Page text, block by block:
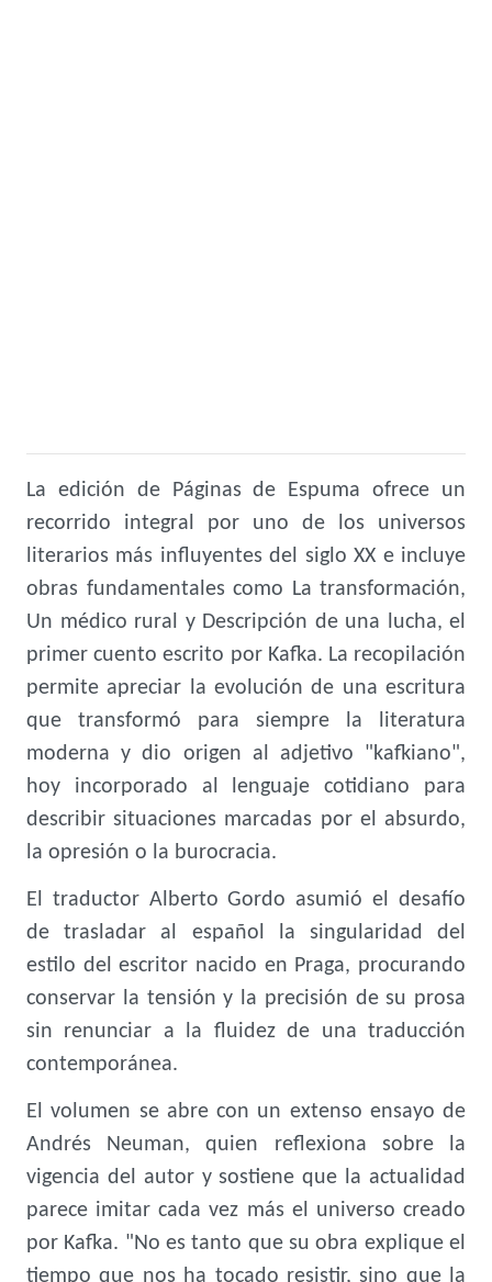
La edición de Páginas de Espuma ofrece un
recorrido integral por uno de los universos
literarios más influyentes del siglo XX e incluye
obras fundamentales como La transformación,
Un médico rural y Descripción de una lucha, el
primer cuento escrito por Kafka. La recopilación
permite apreciar la evolución de una escritura
que transformó para siempre la literatura
moderna y dio origen al adjetivo "kafkiano",
hoy incorporado al lenguaje cotidiano para
describir situaciones marcadas por el absurdo,
la opresión o la burocracia.
El traductor Alberto Gordo asumió el desafío
de trasladar al español la singularidad del
estilo del escritor nacido en Praga, procurando
conservar la tensión y la precisión de su prosa
sin renunciar a la fluidez de una traducción
contemporánea.
El volumen se abre con un extenso ensayo de
Andrés Neuman, quien reflexiona sobre la
vigencia del autor y sostiene que la actualidad
parece imitar cada vez más el universo creado
por Kafka. "No es tanto que su obra explique el
tiempo que nos ha tocado resistir, sino que la